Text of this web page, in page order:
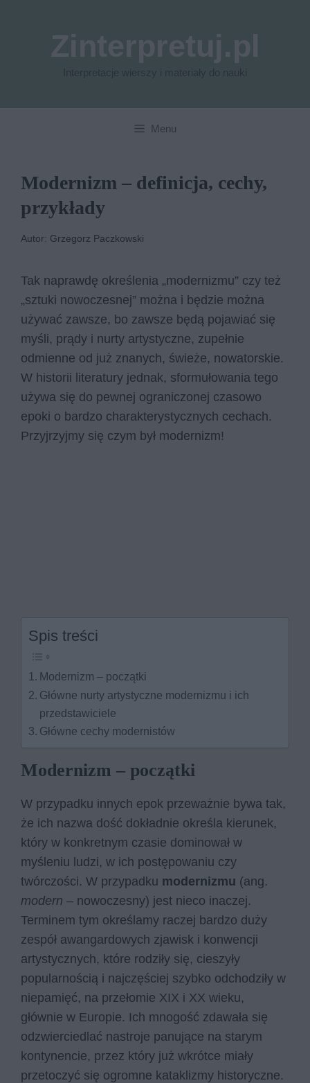
Menu
Modernizm – definicja, cechy,
przykłady
Autor: Grzegorz Paczkowski
Tak naprawdę określenia „modernizmu” czy też
„sztuki nowoczesnej” można i będzie można
używać zawsze, bo zawsze będą pojawiać się
myśli, prądy i nurty artystyczne, zupełnie
odmienne od już znanych, świeże, nowatorskie.
W historii literatury jednak, sformułowania tego
używa się do pewnej ograniczonej czasowo
epoki o bardzo charakterystycznych cechach.
Przyjrzyjmy się czym był modernizm!
Spis treści
Modernizm – początki
Główne nurty artystyczne modernizmu i ich
przedstawiciele
Główne cechy modernistów
Modernizm – początki
W przypadku innych epok przeważnie bywa tak,
że ich nazwa dość dokładnie określa kierunek,
który w konkretnym czasie dominował w
myśleniu ludzi, w ich postępowaniu czy
twórczości. W przypadku modernizmu (ang.
modern – nowoczesny) jest nieco inaczej.
Terminem tym określamy raczej bardzo duży
zespół awangardowych zjawisk i konwencji
artystycznych, które rodziły się, cieszyły
popularnością i najczęściej szybko odchodziły w
niepamięć, na przełomie XIX i XX wieku,
głównie w Europie. Ich mnogość zdawała się
odzwierciedlać nastroje panujące na starym
kontynencie, przez który już wkrótce miały
przetoczyć się ogromne kataklizmy historyczne.